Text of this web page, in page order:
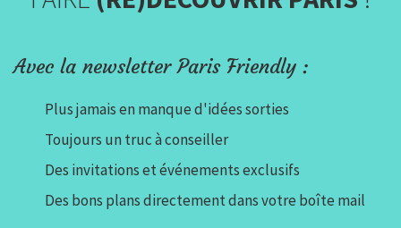
Avec la newsletter Paris Friendly :
Plus jamais en manque d'idées sorties
Toujours un truc à conseiller
Des invitations et événements exclusifs
Des bons plans directement dans votre boîte mail